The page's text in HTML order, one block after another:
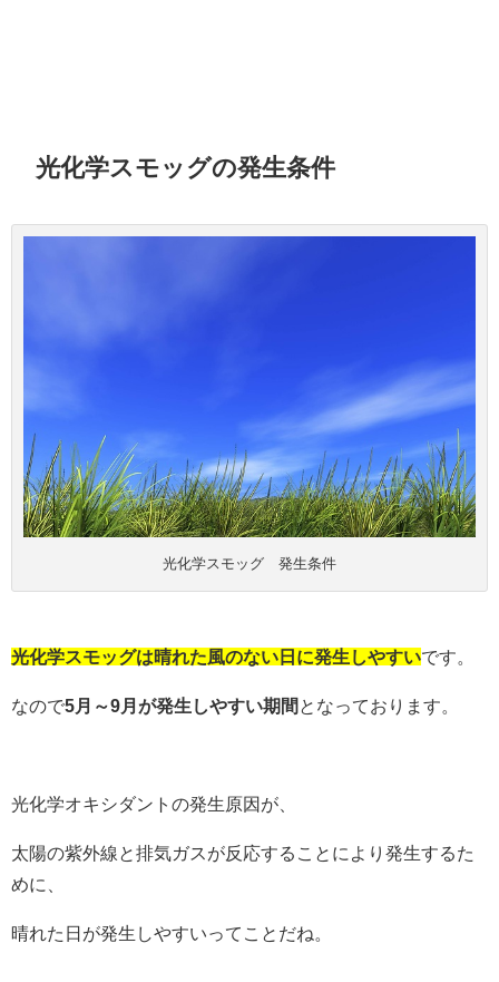
光化学スモッグの発生条件
光化学スモッグ 発生条件
光化学スモッグは晴れた風のない日に発生しやすいです。
なので5月～9月が発生しやすい期間 となっております。
光化学オキシダントの発生原因が、
太陽の紫外線と排気ガスが反応することにより発生するた
めに、
晴れた日が発生しやすいってことだね。